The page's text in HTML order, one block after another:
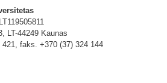
LT-44249 Kaunas
faks. +370 (37) 324 144